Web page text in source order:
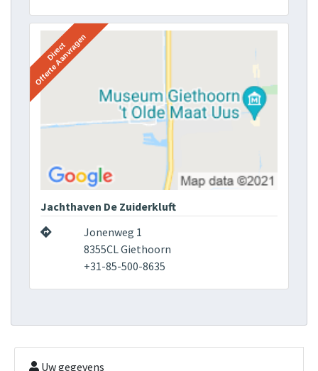
Jachthaven De Zuiderkluft
Jonenweg 1
8355CL Giethoorn
+31-85-500-8635
Uw gegevens